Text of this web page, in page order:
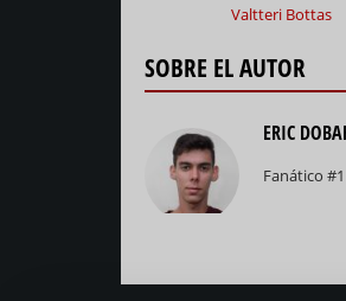
Valtteri Bottas
SOBRE EL AUTOR
ERIC
Fanático